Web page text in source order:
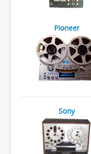
Pioneer
Sony